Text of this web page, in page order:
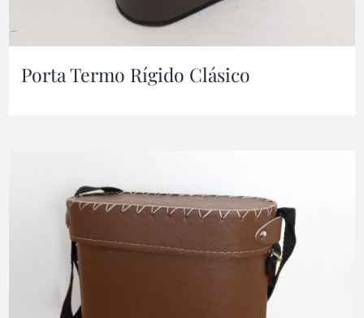
Porta Termo Rígido Clásico